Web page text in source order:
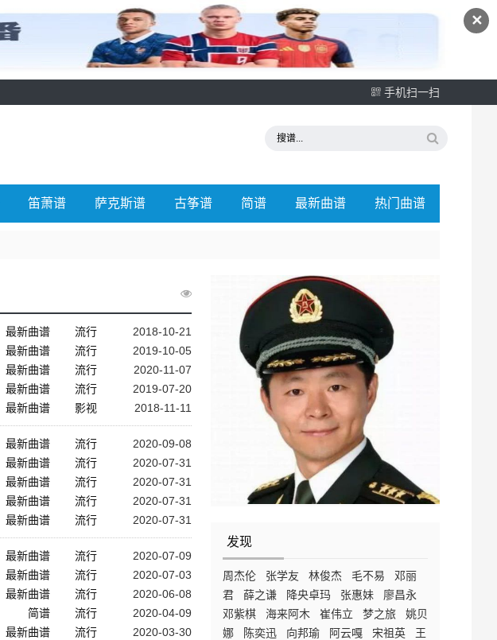
✕
手机扫一扫
笛萧谱 萨克斯谱 古筝谱 简谱 最新曲谱 热门曲谱
发现
周杰伦 张学友 林俊杰 毛不易
邓丽
君
薛之谦 降央卓玛 张惠妹
廖昌永
邓紫棋
海来阿木 崔伟立 梦之旅
姚贝
娜
陈奕迅 向邦瑜 阿云嘎 宋祖英
王
最新曲谱 流行
2018-10-21
最新曲谱 流行
2019-10-05
最新曲谱 流行
2020-11-07
最新曲谱 流行
2019-07-20
最新曲谱 影视 2018-11-11
最新曲谱 流行
2020-09-08
最新曲谱 流行
2020-07-31
最新曲谱 流行
2020-07-31
最新曲谱 流行
2020-07-31
最新曲谱 流行 2020-07-31
最新曲谱 流行
2020-07-09
最新曲谱 流行
2020-07-03
最新曲谱 流行
2020-06-08
简谱 流行
2020-04-09
最新曲谱 流行 2020-03-30